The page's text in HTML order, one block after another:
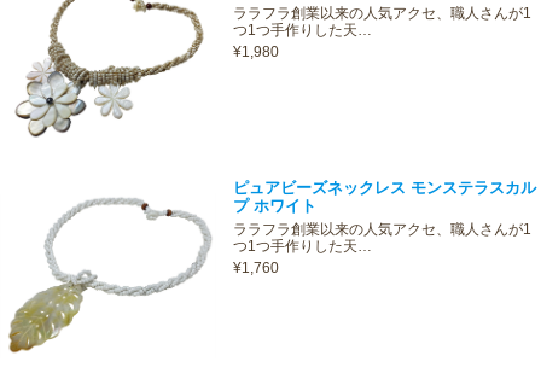
ララフラ創業以来の人気アクセ、職人さんが1
つ1つ手作りした天…
¥1,980
ピュアビーズネックレス モンステラスカル
プ ホワイト
ララフラ創業以来の人気アクセ、職人さんが1
つ1つ手作りした天…
¥1,760